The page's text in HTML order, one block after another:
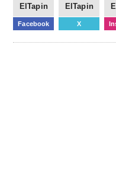
ElTapin
Facebook
ElTapin
X